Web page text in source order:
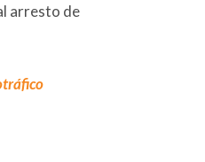
arresto de